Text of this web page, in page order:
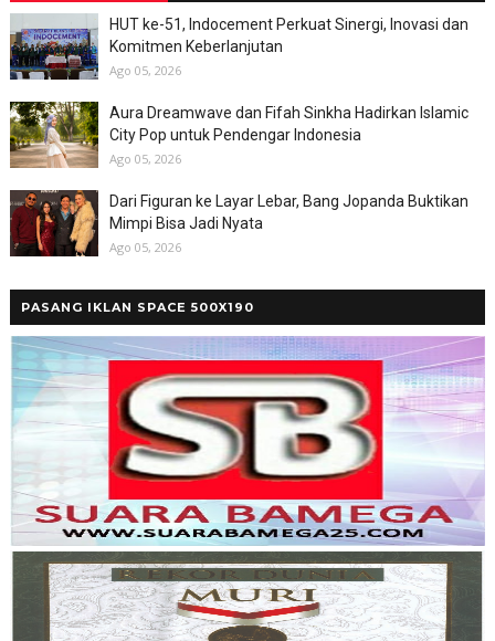
HUT ke-51, Indocement Perkuat Sinergi, Inovasi dan
Komitmen Keberlanjutan
Ago 05, 2026
Aura Dreamwave dan Fifah Sinkha Hadirkan Islamic
City Pop untuk Pendengar Indonesia
Ago 05, 2026
Dari Figuran ke Layar Lebar, Bang Jopanda Buktikan
Mimpi Bisa Jadi Nyata
Ago 05, 2026
PASANG IKLAN SPACE 500X190